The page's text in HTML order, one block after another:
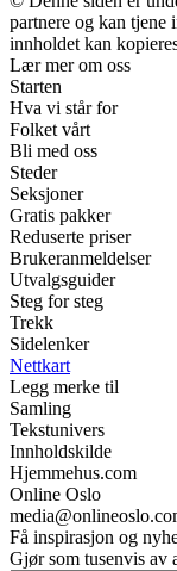
partnere og kan tjene
innholdet kan
Lær mer om oss
Starten
Hva vi står for
Folket vårt
Bli med oss
Steder
Seksjoner
Gratis pakker
Reduserte priser
Brukeranmeldelser
Utvalgsguider
Steg for steg
Trekk
Sidelenker
Nettkart
Legg merke til
Samling
Tekstunivers
Innholdskilde
Hjemmehus.com
Online Oslo
Få inspirasjon og
Gjør som tusenvis av